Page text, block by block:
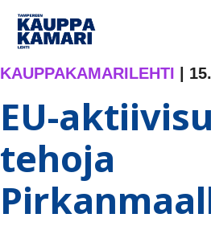
Siirry
sisältöön
KAUPPAKAMARILEHTI
EU-
tehoja